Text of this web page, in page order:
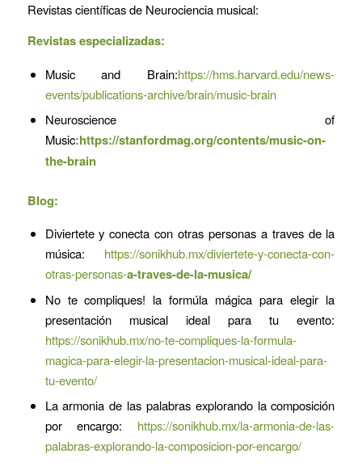
Revistas científicas de Neurociencia musical:
Revistas especializadas:
Music and Brain:https://hms.harvard.edu/news-
events/publications-archive/brain/music-brain
Neuroscience of
Music:https://stanfordmag.org/contents/music-on-
the-brain
Blog:
Diviertete y conecta con otras personas a traves de la
música: https://sonikhub.mx/diviertete-y-conecta-con-
otras-personas-a-traves-de-la-musica/
No te compliques! la formúla mágica para elegir la
presentación musical ideal para tu evento:
https://sonikhub.mx/no-te-compliques-la-formula-
magica-para-elegir-la-presentacion-musical-ideal-para-
tu-evento/
La armonia de las palabras explorando la composición
por encargo: https://sonikhub.mx/la-armonia-de-las-
palabras-explorando-la-composicion-por-encargo/